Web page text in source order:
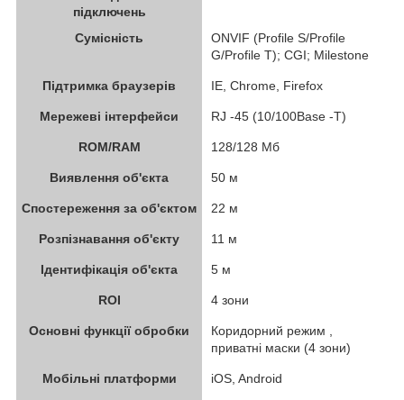
підключень
Сумісність
ONVIF (Profile S/Profile
G/Profile T); CGI; Milestone
Підтримка браузерів IE, Chrome, Firefox
Мережеві інтерфейси RJ -45 (10/100Base -T)
ROM/RAM 128/128 Mб
Виявлення об'єкта 50 м
Спостереження за об'єктом 22 м
Розпізнавання об'єкту 11 м
Ідентифікація об'єкта 5 м
ROI 4 зони
Основні функції обробки
Коридорний режим ,
приватні маски (4 зони)
Мобільні платформи iOS, Android